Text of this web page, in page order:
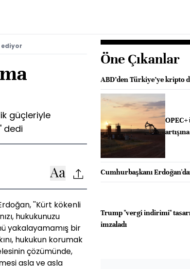
ediyor
güçleriyle
dedi
''Kürt kökenli
hukukunuzu
yakalayamamış bir
hukukun korumak
çözümünde,
asla ve asla
Öne Çıkanlar
ABD’den Türkiye’ye kripto
Cumhurbaşkanı
Trump "vergi indirimi"
imzaladı